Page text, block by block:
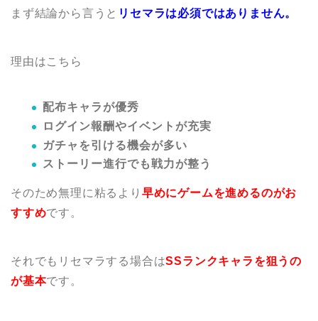
まず結論から言うと リセマラは必須ではありません。
理由はこちら
配布キャラが優秀
ログイン報酬やイベントが充実
ガチャを引ける機会が多い
ストーリー進行でも戦力が整う
そのため無理に粘るより 早めにゲームを進めるのがお
すすめです。
それでもリセマラする場合はSSランクキャラを狙うの
が基本です。